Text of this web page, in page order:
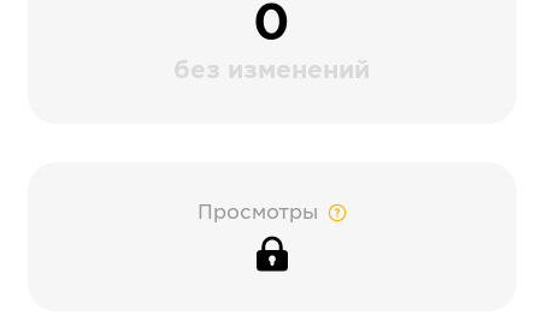
0
без изменений
Просмотры